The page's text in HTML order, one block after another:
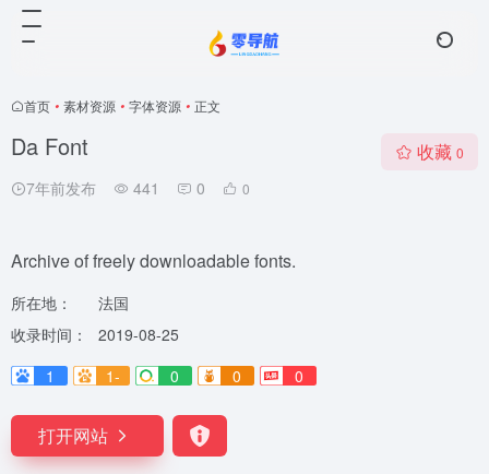
首页 • 素材资源 • 字体资源 • 正文
Da Font
7年前发布 441 0 0
收藏 0
Archive of freely downloadable fonts.
所在地：
法国
收录时间：
2019-08-25
1
1- 0 0 0
打开网站